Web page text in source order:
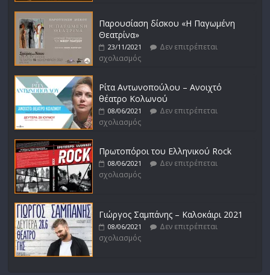
Παρουσίαση δίσκου «Η Παγωμένη
Θεατρίνα»
23/11/2021
Δεν επιτρέπεται
σχολιασμός
Ρίτα Αντωνοπούλου – Ανοιχτό
θέατρο Κολωνού
08/06/2021
Δεν επιτρέπεται
σχολιασμός
Πρωτοπόροι του Ελληνικού Rock
08/06/2021
Δεν επιτρέπεται
σχολιασμός
Γιώργος Σαμπάνης – Καλοκάιρι 2021
08/06/2021
Δεν επιτρέπεται
σχολιασμός